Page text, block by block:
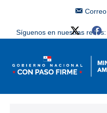
Síguenos en nuestras redes: